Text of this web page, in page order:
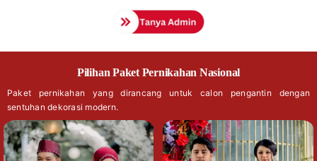
Pilihan Paket Pernikahan Nasional
Paket pernikahan yang dirancang untuk calon pengantin dengan
sentuhan dekorasi modern.